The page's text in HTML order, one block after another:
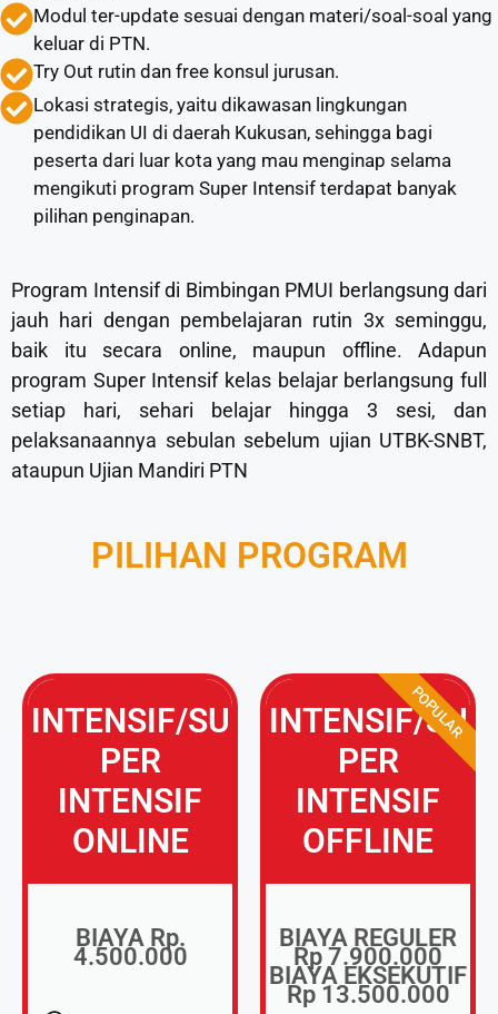
Modul ter-update sesuai dengan materi/soal-soal yang
keluar di PTN.
Try Out rutin dan free konsul jurusan.
Lokasi strategis, yaitu dikawasan lingkungan
pendidikan UI di daerah Kukusan, sehingga bagi
peserta dari luar kota yang mau menginap selama
mengikuti program Super Intensif terdapat banyak
pilihan penginapan.
Program Intensif di Bimbingan PMUI berlangsung dari
jauh hari dengan pembelajaran rutin 3x seminggu,
baik itu secara online, maupun offline. Adapun
program Super Intensif kelas belajar berlangsung full
setiap hari, sehari belajar hingga 3 sesi, dan
pelaksanaannya sebulan sebelum ujian UTBK-SNBT,
ataupun Ujian Mandiri PTN
PILIHAN PROGRAM
INTENSIF/SU
PER
INTENSIF
ONLINE
BIAYA Rp.
4.500.000
INTENSIF/SU
PER
INTENSIF
OFFLINE
BIAYA REGULER
Rp 7.900.000
BIAYA EKSEKUTIF
Rp 13.500.000
POPULAR